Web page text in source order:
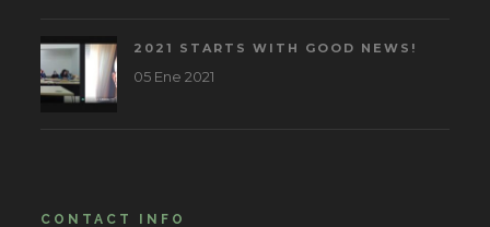
2021 STARTS WITH GOOD NEWS!
05 Ene 2021
CONTACT INFO